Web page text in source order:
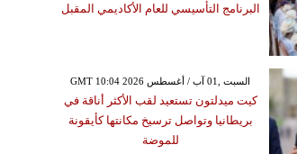
البرنامج التأسيسي للعام الأكاديمي المقبل
GMT 10:04 2026 السبت ,01 آب / أغسطس
كيت ميدلتون تستعيد لقب الأكثر أناقة في
بريطانيا وتواصل ترسيخ مكانتها كأيقونة
للموضة